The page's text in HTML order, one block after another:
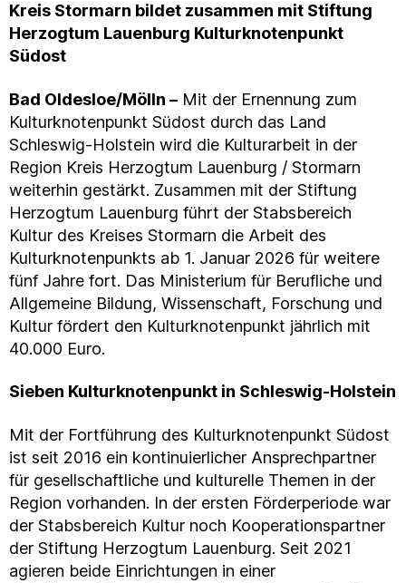
Kreis Stormarn bildet zusammen mit Stiftung
Herzogtum Lauenburg Kulturknotenpunkt
Südost
Bad Oldesloe/Mölln – Mit der Ernennung zum
Kulturknotenpunkt Südost durch das Land
Schleswig-Holstein wird die Kulturarbeit in der
Region Kreis Herzogtum Lauenburg / Stormarn
weiterhin gestärkt. Zusammen mit der Stiftung
Herzogtum Lauenburg führt der Stabsbereich
Kultur des Kreises Stormarn die Arbeit des
Kulturknotenpunkts ab 1. Januar 2026 für weitere
fünf Jahre fort. Das Ministerium für Berufliche und
Allgemeine Bildung, Wissenschaft, Forschung und
Kultur fördert den Kulturknotenpunkt jährlich mit
40.000 Euro.
Sieben Kulturknotenpunkt in Schleswig-Holstein
Mit der Fortführung des Kulturknotenpunkt Südost
ist seit 2016 ein kontinuierlicher Ansprechpartner
für gesellschaftliche und kulturelle Themen in der
Region vorhanden. In der ersten Förderperiode war
der Stabsbereich Kultur noch Kooperationspartner
der Stiftung Herzogtum Lauenburg. Seit 2021
agieren beide Einrichtungen in einer